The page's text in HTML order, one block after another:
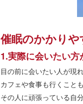
催眠のかかりや
1.実際に会いたい方
目の前に会いたい人が現
カフェや食事も行くことも
その人に頑張っている自